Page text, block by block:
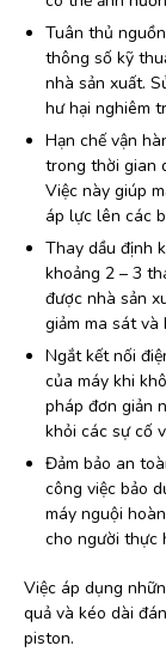
Tuân thủ
thông số kỹ
nhà sản xuất.
hư hại nghiêm
Hạn chế vận
trong thời gian
Việc này giúp
áp lực lên các
Thay dầu định
khoảng 2 – 3
được nhà sản
giảm ma sát và
Ngắt kết nối
của máy khi
pháp đơn giản
khỏi các sự cố
Đảm bảo an
công việc bảo
máy nguội
cho người thực
Việc áp dụng
quả và kéo dài
piston.